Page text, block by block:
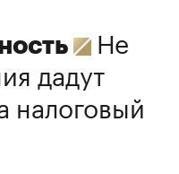
Не
дадут
налоговый